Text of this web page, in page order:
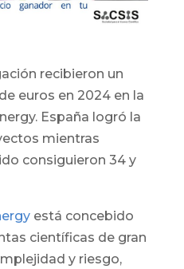
recibieron un
euros en 2024 en la
España logró la
mientras
consiguieron 34 y
está concebido
científicas de gran
y riesgo,